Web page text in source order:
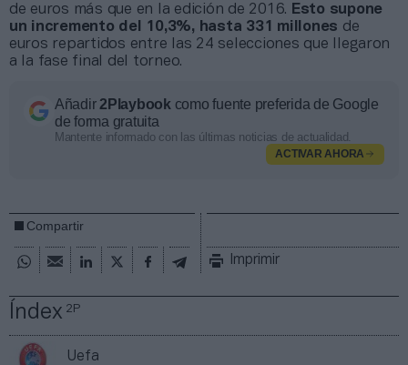
Índex2P
Uefa
de euros más que en la edición de 2016. Esto supone
un incremento del 10,3%, hasta 331 millones de
euros repartidos entre las 24 selecciones que llegaron
a la fase final del torneo.
Añadir2Playbook como fuente preferida de Google
de forma gratuita
Mantente informado con las últimas noticias de actualidad.
ACTIVAR AHORA
Compartir
Imprimir